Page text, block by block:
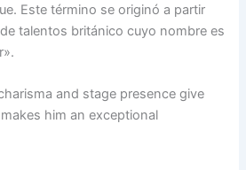
Este término se originó a partir
talentos británico cuyo nombre es
and stage presence give
him an exceptional